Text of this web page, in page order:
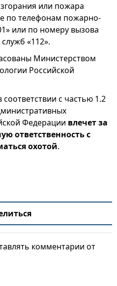
или пожара
по телефонам пожарно-
или по номеру вызова
«112».
Министерством
Российской
с частью 1.2
Федерации влечет за
ответственность с
охотой.
комментарии от